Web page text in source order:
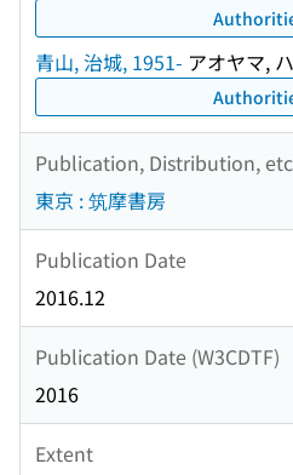
青山, 治城, 1951- アオヤマ,
Publication, Distribution,
東京 : 筑摩書房
Publication Date
2016.12
Publication Date (W3CDTF)
2016
Extent